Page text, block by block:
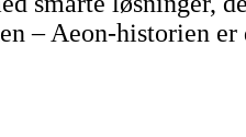
– Aeon-historien er